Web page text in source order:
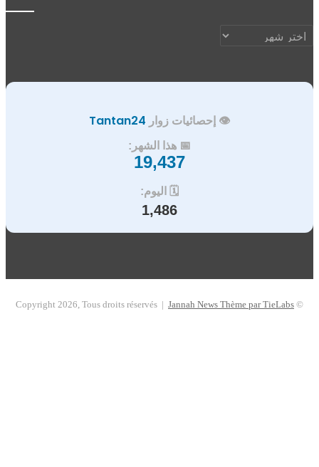
👁️ إحصائيات زوارTantan24
📅 هذا الشهر:
19,437
🗓️ اليوم:
1,486
Jannah News Thème par TieLabs